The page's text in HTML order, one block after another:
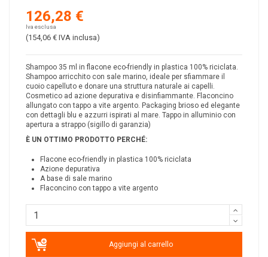
126,28 €
Iva esclusa
(154,06 € IVA inclusa)
Shampoo 35 ml in flacone eco-friendly in plastica 100% riciclata.
Shampoo arricchito con sale marino, ideale per sfiammare il
cuoio capelluto e donare una struttura naturale ai capelli.
Cosmetico ad azione depurativa e disinfiammante. Flaconcino
allungato con tappo a vite argento. Packaging brioso ed elegante
con dettagli blu e azzurri ispirati al mare. Tappo in alluminio con
apertura a strappo (sigillo di garanzia)
È UN OTTIMO PRODOTTO PERCH É:
Flacone eco-friendly in plastica 100% riciclata
Azione depurativa
A base di sale marino
Flaconcino con tappo a vite argento
Aggiungi al carrello